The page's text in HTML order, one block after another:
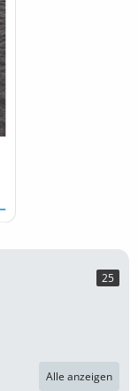
25
Alle anzeigen